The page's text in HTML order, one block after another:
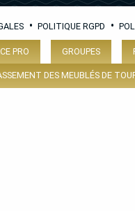
• POLITIQUE RGPD •
PRO GROUPES
DES MEUBLÉS DE